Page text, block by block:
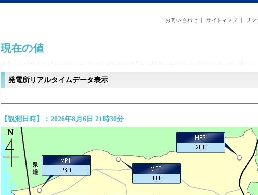
現在の値
発電所リアルタイムデータ表示
【観測日時】：2026年8月6日 21時30分